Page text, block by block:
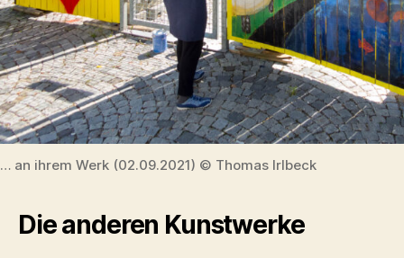
… an ihrem Werk (02.09.2021) © Thomas Irlbeck
Die anderen Kunstwerke